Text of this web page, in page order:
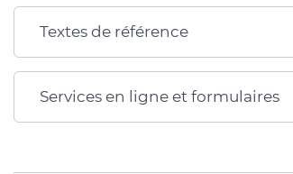
Textes de référence
Services en ligne et formulaires